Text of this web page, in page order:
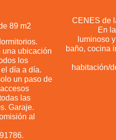
89 m2
una ubicación
los
día a día.
un paso de
las
Garaje.
al
CENES de
En
luminoso
baño, cocina
habitación/